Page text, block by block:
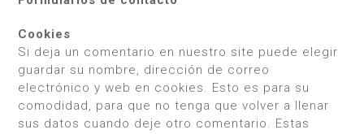
Cookies
Si deja un comentario en nuestro site puede elegir
guardar su nombre, dirección de correo
electrónico y web en cookies. Esto es para su
comodidad, para que no tenga que volver a llenar
sus datos cuando deje otro comentario. Estas